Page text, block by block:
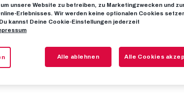
hard,
unsere Website zu betreiben, zu Marketingzwecken und
Erlebnisses. Wir werden keine optionalen Cookies
kannst Deine Cookie-Einstellungen jederzeit
Alle ablehnen Alle Cookies